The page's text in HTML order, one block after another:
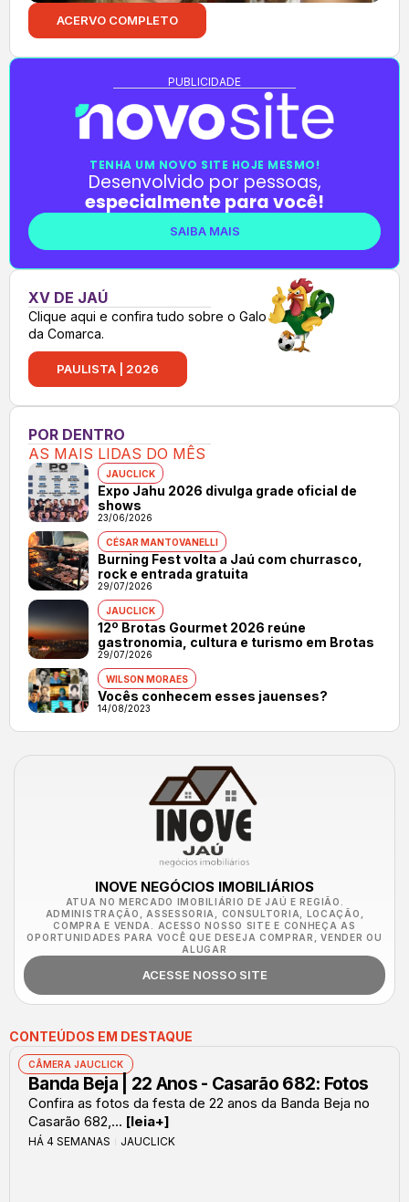
ACERVO COMPLETO
PUBLICIDADE
TENHA UM NOVO SITE HOJE MESMO!
Desenvolvido por pessoas,
especialmente para você!
SAIBA MAIS
XV DE JAÚ
Clique aqui e confira tudo sobre o Galo
da Comarca.
PAULISTA | 2026
POR DENTRO
AS MAIS LIDAS DO MÊS
JAUCLICK
Expo Jahu 2026 divulga grade oficial de
shows
23/06/2026
CÉSAR MANTOVANELLI
Burning Fest volta a Jaú com churrasco,
rock e entrada gratuita
29/07/2026
JAUCLICK
12º Brotas Gourmet 2026 reúne
gastronomia, cultura e turismo em Brotas
29/07/2026
WILSON MORAES
Vocês conhecem esses jauenses?
14/08/2023
INOVE NEGÓCIOS IMOBILIÁRIOS
ATUA NO MERCADO IMOBILIÁRIO DE JAÚ E REGIÃO.
ADMINISTRAÇÃO, ASSESSORIA, CONSULTORIA, LOCAÇÃO,
COMPRA E VENDA. ACESSO NOSSO SITE E CONHEÇA AS
OPORTUNIDADES PARA VOCÊ QUE DESEJA COMPRAR, VENDER OU
ALUGAR
ACESSE NOSSO SITE
CONTEÚDOS EM DESTAQUE
CÂMERA JAUCLICK
Banda Beja | 22 Anos - Casarão 682: Fotos
Confira as fotos da festa de 22 anos da Banda Beja no
Casarão 682,... [leia+]
HÁ 4 SEMANAS JAUCLICK